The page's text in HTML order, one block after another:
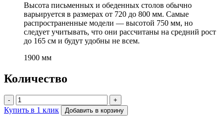
Высота письменных и обеденных столов обычно
варьируется в размерах от 720 до 800 мм. Самые
распространенные модели — высотой 750 мм, но
следует учитывать, что они рассчитаны на средний рост
до 165 см и будут удобны не всем.
1900 мм
Количество
- +
Купить в 1 клик Добавить в корзину